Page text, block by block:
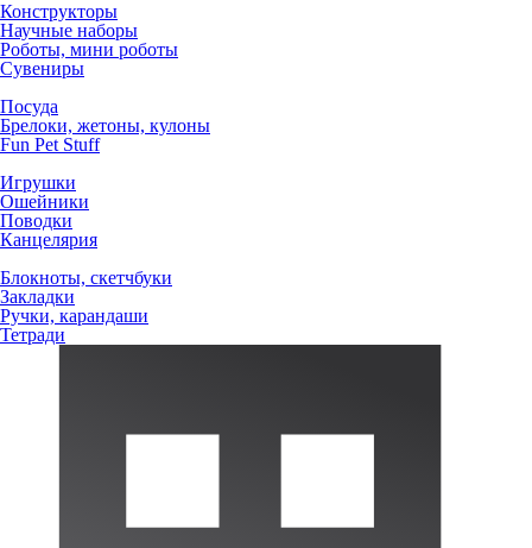
Конструкторы
Научные наборы
Роботы, мини роботы
Сувениры
Посуда
Брелоки, жетоны, кулоны
Fun Pet Stuff
Игрушки
Ошейники
Поводки
Канцелярия
Блокноты, скетчбуки
Закладки
Ручки, карандаши
Тетради